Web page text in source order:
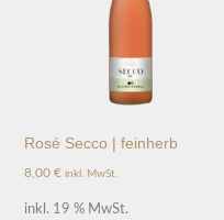
Rosé Secco | feinherb
8,00 € inkl. MwSt.
inkl. 19 % MwSt.